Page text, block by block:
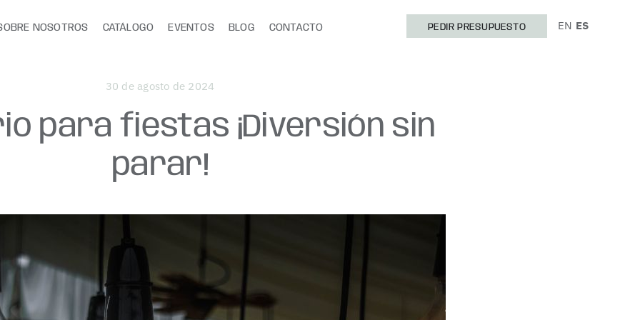
NOSOTROS CATÁLOGO EVENTOS BLOG CONTACTO PEDIR PRESUPUESTO EN ES
30 de agosto de 2024
para fiestas ¡Diversión sin
parar!